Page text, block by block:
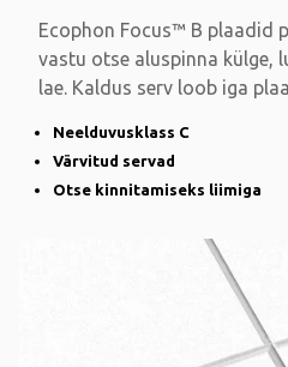
Ecophon Focus™ B plaadid
vastu otse aluspinna külge,
lae. Kaldus serv loob iga
Neelduvusklass C
Värvitud servad
Otse kinnitamiseks liimiga